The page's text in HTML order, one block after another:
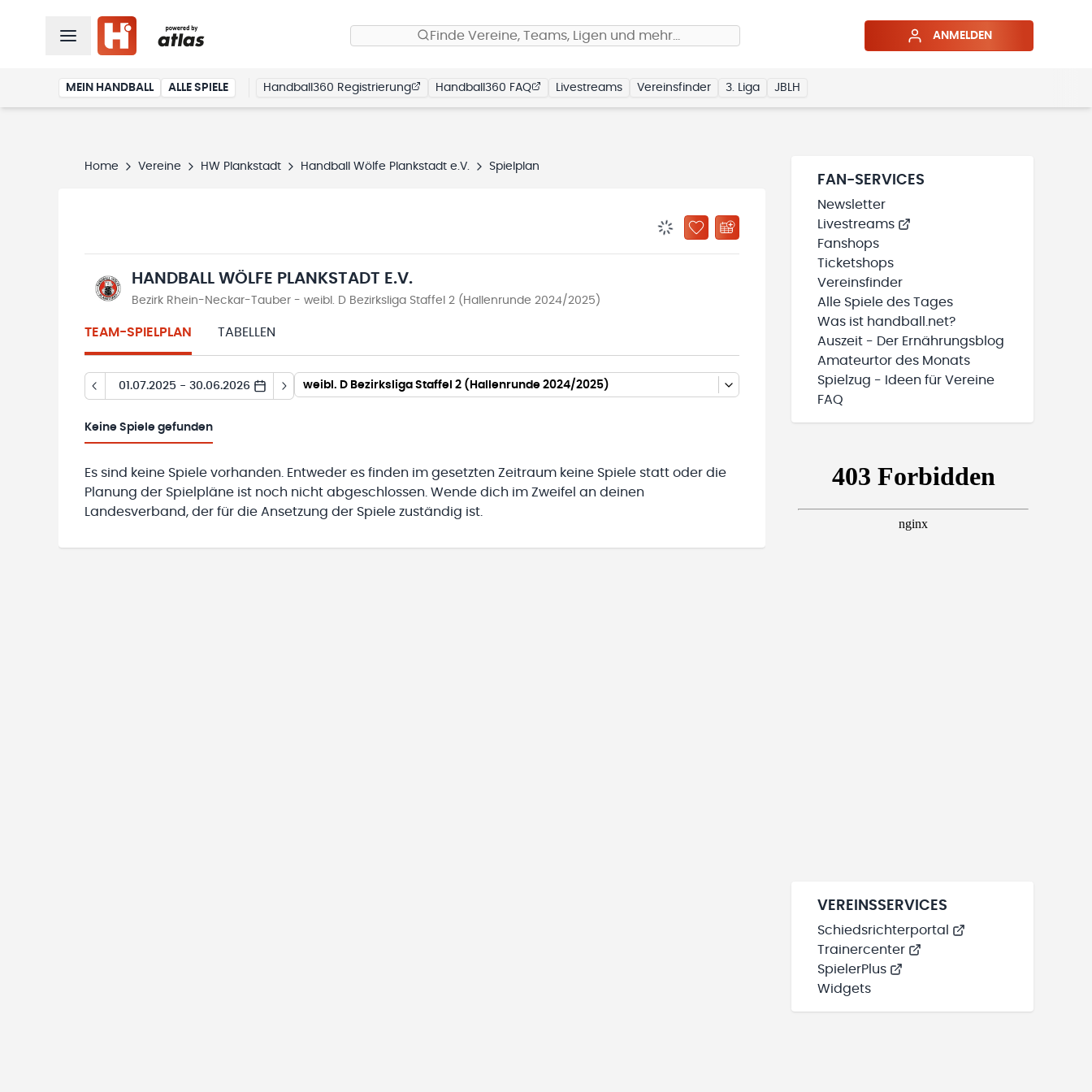
Finde Vereine, Teams, Ligen und mehr… ANMELDEN
MEIN HANDBALL ALLE SPIELE Handball360 Registrierung Handball360 FAQ Livestreams Vereinsfinder 3. Liga JBLH
Home Vereine HW Plankstadt Handball Wölfe Plankstadt e.V. Spielplan
BENACHRICHTIGUNGSSTATUS WIRD GELADEN
ZU „MEINE TEAMS“ HINZUFÜGEN
HANDBALL WÖLFE PLANKSTADT E.V.
Bezirk Rhein-Neckar-Tauber - weibl. D Bezirksliga Staffel 2 (Hallenrunde 2024/2025)
TEAM-SPIELPLAN TABELLEN
01.07.2025 - 30.06.2026 weibl. D Bezirksliga Staffel 2 (Hallenrunde 2024/2025)
Keine Spiele gefunden
Es sind keine Spiele vorhanden. Entweder es finden im gesetzten Zeitraum keine Spiele statt oder die
Planung der Spielpläne ist noch nicht abgeschlossen. Wende dich im Zweifel an deinen
Landesverband, der für die Ansetzung der Spiele zuständig ist.
FAN-SERVICES
Newsletter
Livestreams
Fanshops
Ticketshops
Vereinsfinder
Alle Spiele des Tages
Was ist handball.net?
Auszeit - Der Ernährungsblog
Amateurtor des Monats
Spielzug - Ideen für Vereine
FAQ
VEREINSSERVICES
Schiedsrichterportal
Trainercenter
SpielerPlus
Widgets